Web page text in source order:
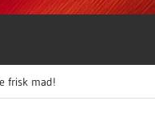
frisk mad!